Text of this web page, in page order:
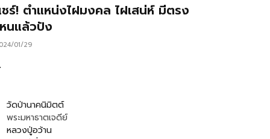
ร์! ตำแหน่งไฝมงคล ไฝเสน่ห์ มีตรง
นแล้วปัง
01/29
วัดป่านาคนิมิตต์
พระมหาธาตเจดีย์
หลวงปู่อว้าน